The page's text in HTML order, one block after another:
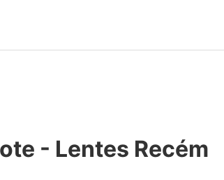
- Lentes Recém